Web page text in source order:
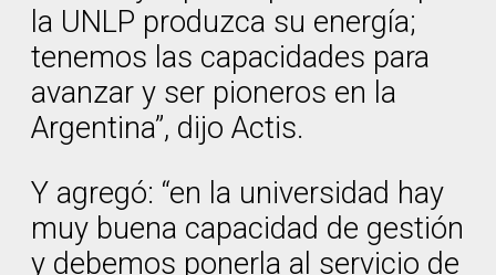
la UNLP produzca su energía;
tenemos las capacidades para
avanzar y ser pioneros en la
Argentina”, dijo Actis.
Y agregó: “en la universidad hay
muy buena capacidad de gestión
y debemos ponerla al servicio de